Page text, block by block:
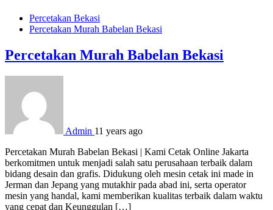
Percetakan Bekasi
Percetakan Murah Babelan Bekasi
Percetakan Murah Babelan Bekasi
Admin 11 years ago
Percetakan Murah Babelan Bekasi | Kami Cetak Online Jakarta
berkomitmen untuk menjadi salah satu perusahaan terbaik dalam
bidang desain dan grafis. Didukung oleh mesin cetak ini made in
Jerman dan Jepang yang mutakhir pada abad ini, serta operator
mesin yang handal, kami memberikan kualitas terbaik dalam waktu
yang cepat dan Keunggulan […]